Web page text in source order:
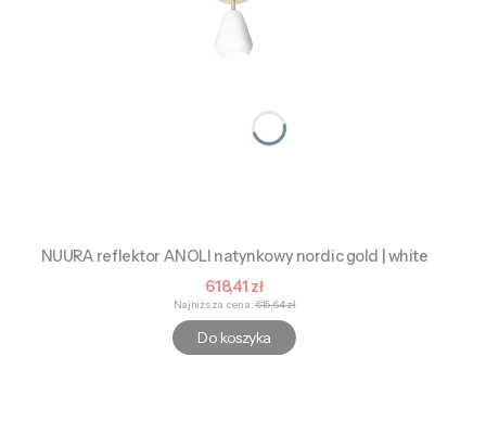
NUURA reflektor ANOLI natynkowy nordic gold | white
Cena promocyjna
618,41 zł
Najniższa cena:615,64 zł
Do koszyka